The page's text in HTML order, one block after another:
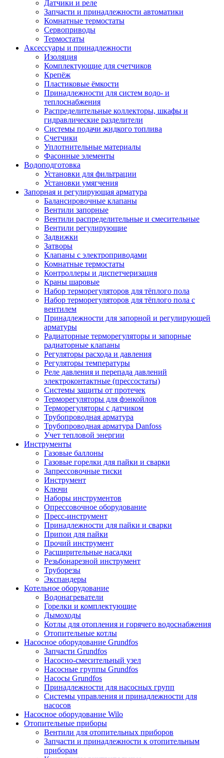
Датчики и реле
Запчасти и принадлежности автоматики
Комнатные термостаты
Сервоприводы
Термостаты
Аксессуары и принадлежности
Изоляция
Комплектующие для счетчиков
Крепёж
Пластиковые ёмкости
Принадлежности для систем водо- и
теплоснабжения
Распределительные коллекторы, шкафы и
гидравлические разделители
Системы подачи жидкого топлива
Счетчики
Уплотнительные материалы
Фасонные элементы
Водоподготовка
Установки для фильтрации
Установки умягчения
Запорная и регулирующая арматура
Балансировочные клапаны
Вентили запорные
Вентили распределительные и смесительные
Вентили регулирующие
Задвижки
Затворы
Клапаны с электроприводами
Комнатные термостаты
Контроллеры и диспетчеризация
Краны шаровые
Набор терморегуляторов для тёплого пола
Набор терморегуляторов для тёплого пола с
вентилем
Принадлежности для запорной и регулирующей
арматуры
Радиаторные терморегуляторы и запорные
радиаторные клапаны
Регуляторы расхода и давления
Регуляторы температуры
Реле давления и перепада давлений
электроконтактные (прессостаты)
Системы защиты от протечек
Терморегуляторы для фэнкойлов
Терморегуляторы с датчиком
Трубопроводная арматура
Трубопроводная арматура Danfoss
Учет тепловой энергии
Инструменты
Газовые баллоны
Газовые горелки для пайки и сварки
Запрессовочные тиски
Инструмент
Ключи
Наборы инструментов
Опрессовочное оборудование
Пресс-инструмент
Принадлежности для пайки и сварки
Припои для пайки
Прочий инструмент
Расширительные насадки
Резьбонарезной инструмент
Труборезы
Экспандеры
Котельное оборудование
Водонагреватели
Горелки и комплектующие
Дымоходы
Котлы для отопления и горячего водоснабжения
Отопительные котлы
Насосное оборудование Grundfos
Запчасти Grundfos
Насосно-смесительный узел
Насосные группы Grundfos
Насосы Grundfos
Принадлежности для насосных групп
Системы управления и принадлежности для
насосов
Насосное оборудование Wilo
Отопительные приборы
Вентили для отопительных приборов
Запчасти и принадлежности к отопительным
приборам